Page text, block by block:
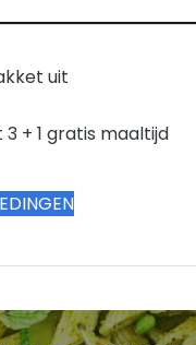
uit
+ 1 gratis maaltijd